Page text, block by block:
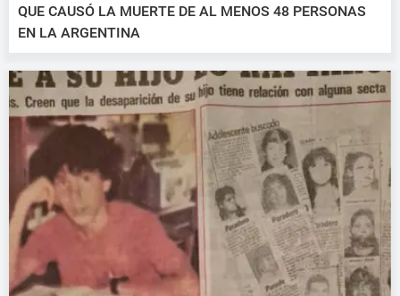
QUE CAUSÓ LA MUERTE DE AL MENOS 48 PERSONAS
EN LA ARGENTINA